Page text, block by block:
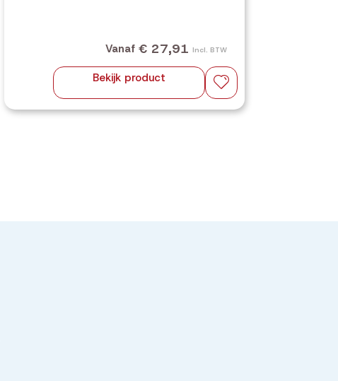
Vanaf € 27,91 Incl. BTW
Bekijk product